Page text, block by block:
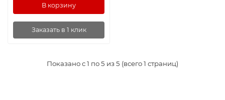
В корзину
Заказать в 1 клик
Показано с 1 по 5 из 5 (всего 1 страниц)